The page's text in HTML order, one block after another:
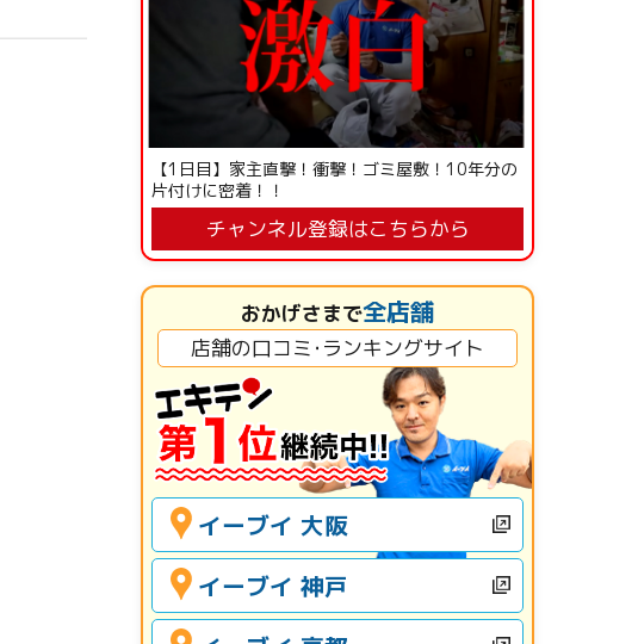
【1日目】家主直撃！衝撃！ゴミ屋敷！10年分の
片付けに密着！！
チャンネル登録はこちらから
おかげさまで全店舗
店舗の口コミ･ランキングサイト
イーブイ 大阪
イーブイ 神戸